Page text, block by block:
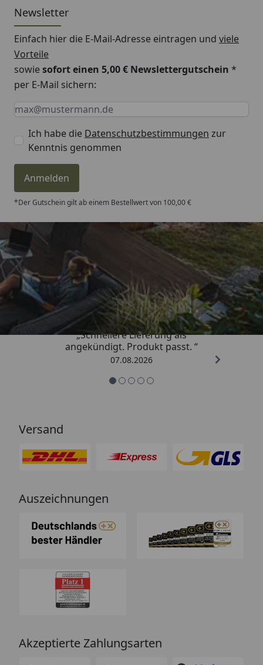
Newsletter
Einfach hier die E-Mail-Adresse eintragen und viele
Vorteile
sowiesofort einen 5,00 € Newslettergutschein *
per E-Mail sichern:
Keine Eingabe erforderlich
Eingabe erforderlich
E-Mail *
Ich habe die Datenschutzbestimmungen zur
Kenntnis genommen
Anmelden
*Der Gutschein gilt ab einem Bestellwert von 100,00 €
Trusted Shops
4,81/ 5
„Schnellere Lieferung als
angekündigt. Produkt passt. “
07.08.2026
Versand
Auszeichnungen
Akzeptierte Zahlungsarten